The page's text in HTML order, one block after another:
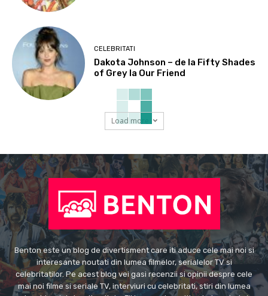
CELEBRITATI
Dakota Johnson – de la Fifty Shades
of Grey la Our Friend
Load more
Benton este un blog de divertisment care iti aduce cele mai noi si
interesante noutati din lumea filmelor, serialelor TV si
celebritatilor. Pe acest blog vei gasi recenzii si opinii despre cele
mai noi filme si seriale TV, interviuri cu celebritati, stiri din lumea